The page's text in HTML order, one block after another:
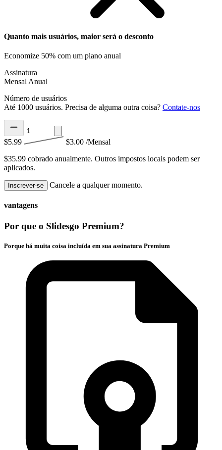
Quanto mais usuários, maior será o desconto
Economize 50% com um plano anual
Assinatura
Mensal Anual
Número de usuários
Até 1000 usuários. Precisa de alguma outra coisa? Contate-nos
$5.99 $3.00 /Mensal
$35.99 cobrado anualmente. Outros impostos locais podem ser
aplicados.
Inscrever-se Cancele a qualquer momento.
vantagens
Por que o Slidesgo Premium?
Porque há muita coisa incluída em sua assinatura Premium